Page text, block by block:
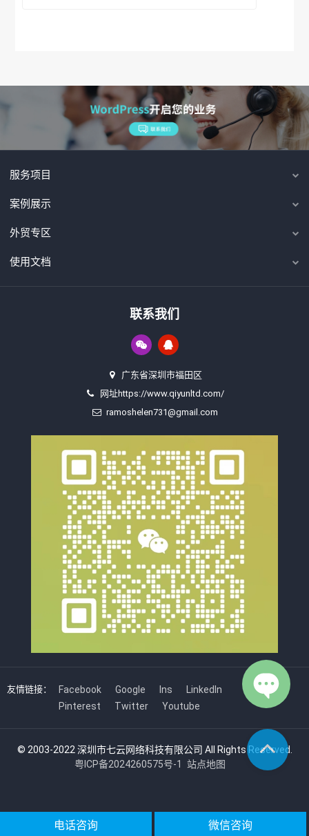
服务项目
案例展示
外贸专区
使用文档
联系我们
广东省深圳市福田区
网址https://www.qiyunltd.com/
ramoshelen731@gmail.com
友情链接： Facebook Google Ins
LinkedIn
Pinterest
Twitter Youtube
© 2003-2022 深圳市七云网络科技有限公司 All Rights Reserved.
粤ICP备2024260575号-1
站点地图
微信咨询
电话咨询